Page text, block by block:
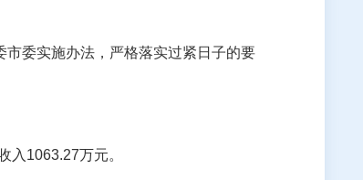
委实施办法，严格落实过紧日子的要
入 1063.27万元。